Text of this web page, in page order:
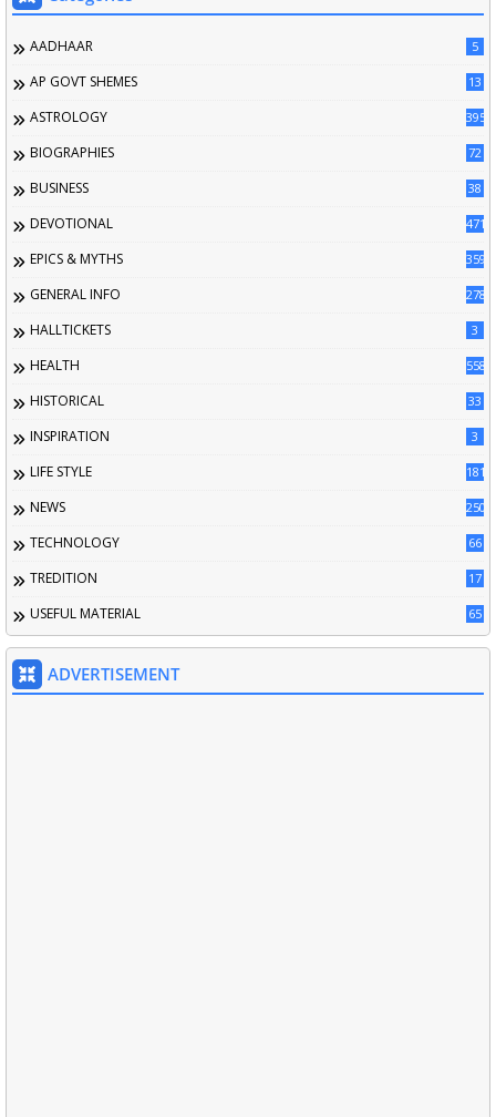
AADHAAR 5
AP GOVT SHEMES 13
ASTROLOGY 395
BIOGRAPHIES 72
BUSINESS 38
DEVOTIONAL 471
EPICS & MYTHS 359
GENERAL INFO 2789
HALLTICKETS 3
HEALTH 558
HISTORICAL 33
INSPIRATION 3
LIFE STYLE 181
NEWS 250
TECHNOLOGY 66
TREDITION 17
USEFUL MATERIAL 65
ADVERTISEMENT